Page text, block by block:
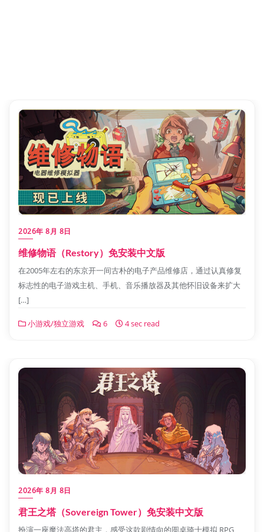
2026年 8月 8日
维修物语（Restory）免安装中文版
在2005年左右的东京开一间古朴的电子产品维修店，通过认真修复
标志性的电子游戏主机、手机、音乐播放器及其他怀旧设备来扩大
[…]
小游戏/独立游戏 6 4 sec read
2026年 8月 8日
君王之塔（Sovereign Tower）免安装中文版
扮演一座魔法高塔的君主，感受这款剧情向的圆桌骑士模拟 RPG